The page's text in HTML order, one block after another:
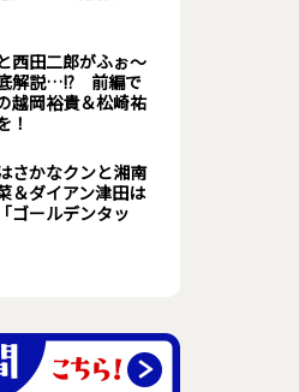
西田二郎がふぉ～
解説…!? 前編で
越岡裕貴＆松崎祐
！
さかなクンと湘南
ダイアン津田は
ゴールデンタッ